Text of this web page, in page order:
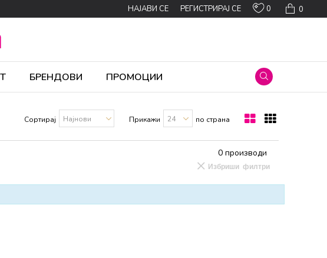
0
0
НАЈАВИ СЕ РЕГИСТРИРАЈ СЕ
БРЕНДОВИ ПРОМОЦИИ
Сортирај Прикажи по страна
0 производи
Избриши филтри